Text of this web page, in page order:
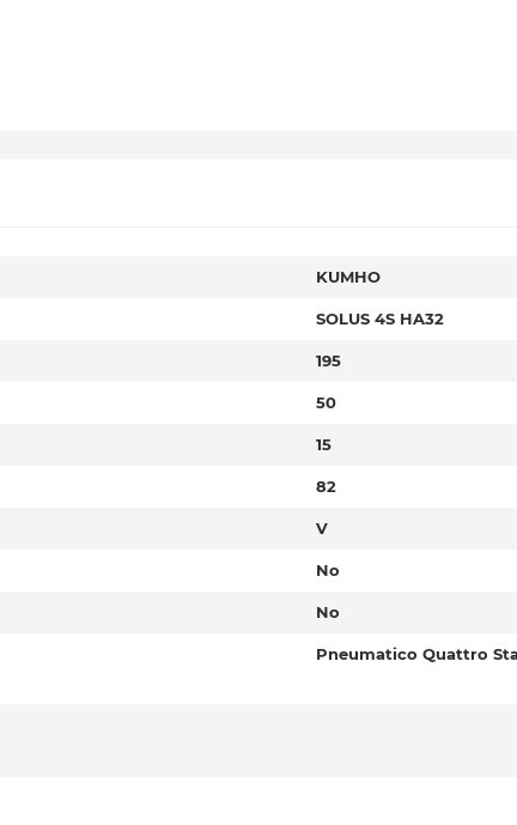
KUMHO
SOLUS 4S HA32
195
50
15
82
V
No
No
Pneumatico Quattro